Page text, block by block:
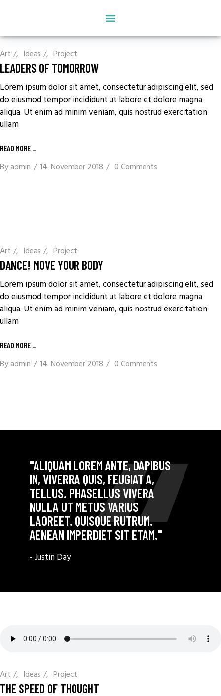
Art / Ideas / Project
LEADERS OF TOMORROW
Lorem ipsum dolor sit amet, consectetur adipiscing elit, sed
do eiusmod tempor incididunt ut labore et dolore magna
aliqua. Ut enim ad minim veniam, quis nostrud exercitation
ullam
READ MORE _
Byadmin 14. November 2018 0 Comments
Art / Ideas / Project
DANCE! MOVE YOUR BODY
Lorem ipsum dolor sit amet, consectetur adipiscing elit, sed
do eiusmod tempor incididunt ut labore et dolore magna
aliqua. Ut enim ad minim veniam, quis nostrud exercitation
ullam
READ MORE _
Byadmin 14. November 2018 0 Comments
"ALIQUAM LOREM ANTE, DAPIBUS
IN, VIVERRA QUIS, FEUGIAT A,
TELLUS. PHASELLUS VIVERA
NULLA UT METUS VARIUS
LAOREET. QUISQUE RUTRUM.
AENEAN IMPERDIET SIT ETAM."
- Justin Day
Art / Ideas / Project
THE SPEED OF THOUGHT